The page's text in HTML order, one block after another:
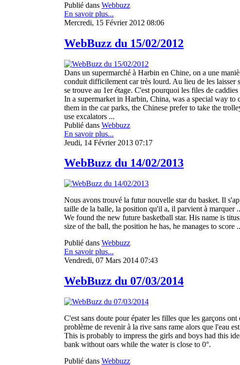
Publié dans Webbuzz
En savoir plus...
Mercredi, 15 Février 2012 08:06
WebBuzz du 15/02/2012
Dans un supermarché à Harbin en Chine, on a une
conduit difficilement car très lourd. Au lieu de les laisser
se trouve au 1er étage. C'est pourquoi les files de
In a supermarket in Harbin, China, was a special way
them in the car parks, the Chinese prefer to take the
use excalators ...
Publié dans Webbuzz
En savoir plus...
Jeudi, 14 Février 2013 07:17
WebBuzz du 14/02/2013
Nous avons trouvé la futur nouvelle star du basket. Il
taille de la balle, la position qu'il a, il parvient à marquer
We found the new future basketball star. His name is
size of the ball, the position he has, he manages to score
Publié dans Webbuzz
En savoir plus...
Vendredi, 07 Mars 2014 07:43
WebBuzz du 07/03/2014
C'est sans doute pour épater les filles que les garçons
problème de revenir à la rive sans rame alors que l'eau
This is probably to impress the girls and boys had this
bank without oars while the water is close to 0°.
Publié dans Webbuzz